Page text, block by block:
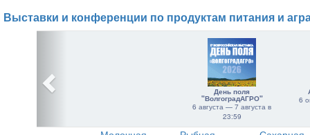
Выставки и конференции по продуктам питания и
День поля
"ВолгоградАГРО"
6 августа — 7 августа в
23:59
6